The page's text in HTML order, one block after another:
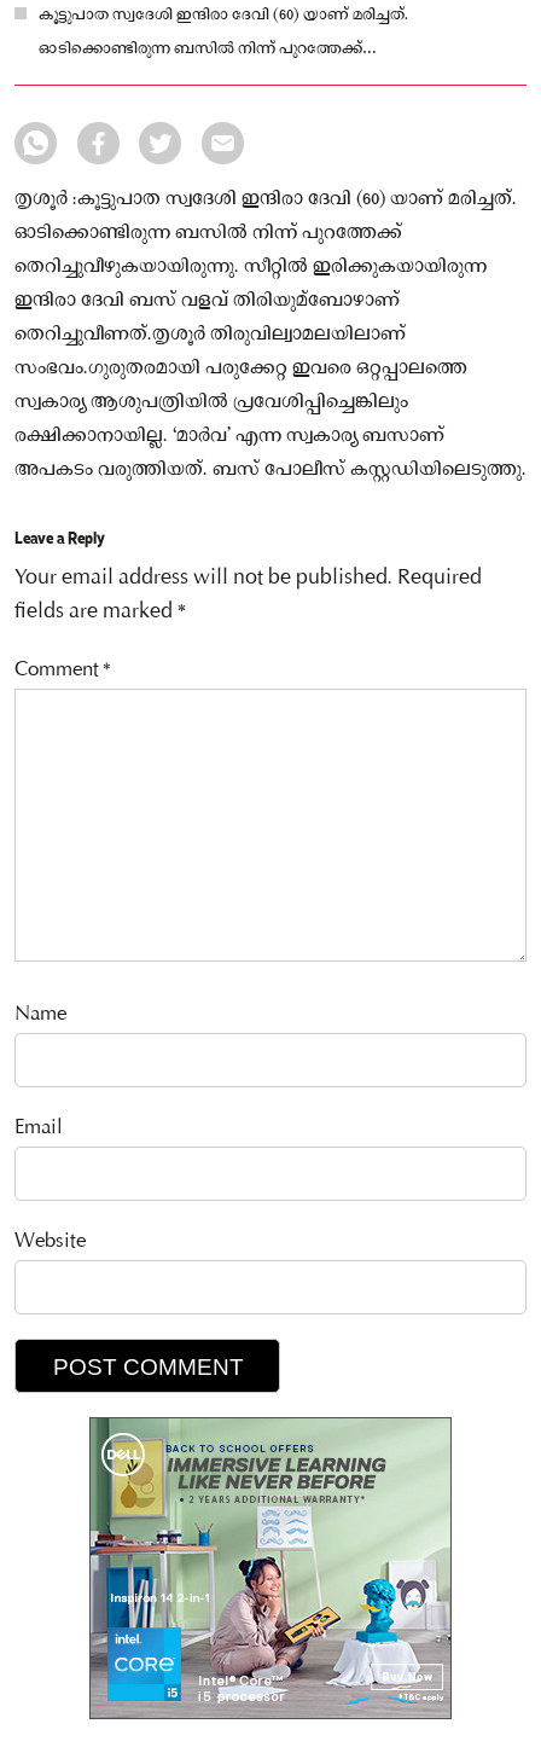
കൂട്ടുപാത സ്വദേശി ഇന്ദിരാ ദേവി (60) യാണ് മരിച്ചത്.
ഓടിക്കൊണ്ടിരുന്ന ബസിൽ നിന്ന് പുറത്തേക്ക്
തെറിച്ചുവീഴുകയായിരുന്നു.
തൃശൂർ :കൂട്ടുപാത സ്വദേശി ഇന്ദിരാ ദേവി (60) യാണ് മരിച്ചത്.
ഓടിക്കൊണ്ടിരുന്ന ബസിൽ നിന്ന് പുറത്തേക്ക്
തെറിച്ചുവീഴുകയായിരുന്നു. സീറ്റിൽ ഇരിക്കുകയായിരുന്ന
ഇന്ദിരാ ദേവി ബസ് വളവ് തിരിയുമ്ബോഴാണ്
തെറിച്ചുവീണത്.തൃശൂർ തിരുവില്വാമലയിലാണ്
സംഭവം.ഗുരുതരമായി പരുക്കേറ്റ ഇവരെ ഒറ്റപ്പാലത്തെ
സ്വകാര്യ ആശുപത്രിയിൽ പ്രവേശിപ്പിച്ചെങ്കിലും
രക്ഷിക്കാനായില്ല. ‘മാർവ’ എന്ന സ്വകാര്യ ബസാണ്
അപകടം വരുത്തിയത്. ബസ് പോലീസ് കസ്റ്റഡിയിലെടുത്തു.
Leave a Reply
Your email address will not be published. Required
fields are marked *
Comment*
Name
Email
Website